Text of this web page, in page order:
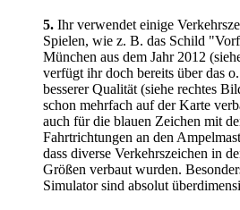
5. Ihr verwendet einige
Spielen, wie z. B. das Schild
München aus dem Jahr 2012
verfügt ihr doch bereits über das
besserer Qualität (siehe rechtes
schon mehrfach auf der Karte
auch für die blauen Zeichen mit
Fahrtrichtungen an den
dass diverse Verkehrszeichen in
Größen verbaut wurden.
Simulator sind absolut